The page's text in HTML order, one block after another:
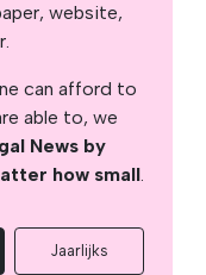
website,
can afford to
able to, we
News by
how small.
Jaarlijks